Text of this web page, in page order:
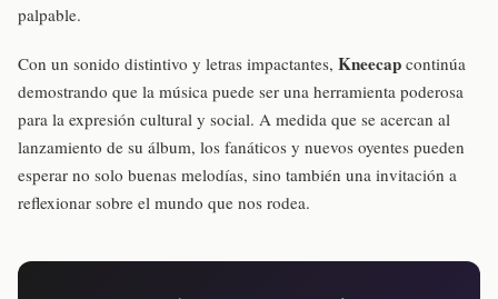
palpable.
Con un sonido distintivo y letras impactantes, Kneecap continúa
demostrando que la música puede ser una herramienta poderosa
para la expresión cultural y social. A medida que se acercan al
lanzamiento de su álbum, los fanáticos y nuevos oyentes pueden
esperar no solo buenas melodías, sino también una invitación a
reflexionar sobre el mundo que nos rodea.